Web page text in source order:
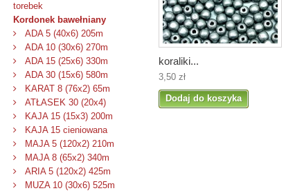
torebek
Kordonek bawełniany
ADA 5 (40x6) 205m
ADA 10 (30x6) 270m
ADA 15 (25x6) 330m
ADA 30 (15x6) 580m
KARAT 8 (76x2) 65m
ATŁASEK 30 (20x4)
KAJA 15 (15x3) 200m
KAJA 15 cieniowana
MAJA 5 (120x2) 210m
MAJA 8 (65x2) 340m
ARIA 5 (120x2) 425m
MUZA 10 (30x6) 525m
koraliki...
3,50 zł
Dodaj do koszyka